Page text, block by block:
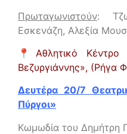
Πρωταγωνιστούν:
Εσκενάζη, Αλεξία
📍 Αθλητικό
Βεζυργιάννης», (Ρήγα
Δευτέρα 20/7
Πύργοι»
Κωμωδία του Δημήτρη